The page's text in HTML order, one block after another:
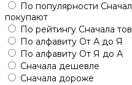
По популярности
покупают
По рейтингу Сначала
По алфавиту От А до Я
По алфавиту От Я до А
Сначала дешевле
Сначала дороже